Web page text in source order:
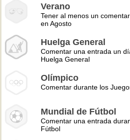
Verano
Tener al menos un
en Agosto
Huelga General
Comentar una entrada un
Huelga General
Olímpico
Comentar durante los
Mundial de Fútbol
Comentar una entrada
Fútbol